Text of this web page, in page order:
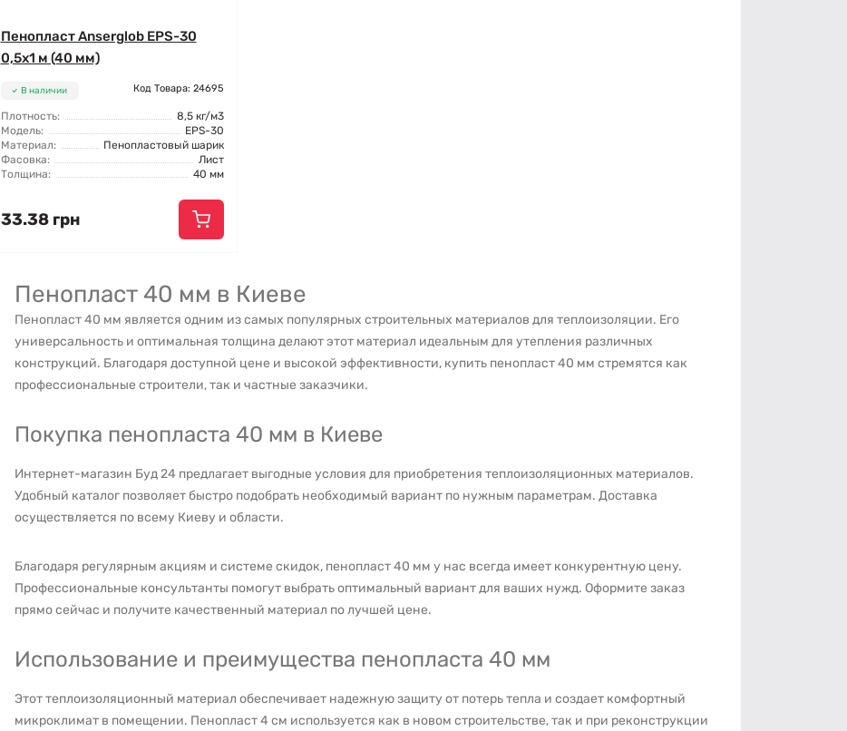
Пенопласт Anserglob EPS-30
0,5х1 м (40 мм)
В наличии Код Товара: 24695
Плотность:
8,5 кг/м3
Модель:
EPS-30
Материал:
Пенопластовый шарик
Фасовка:
Лист
Толщина:
40 мм
33.38 грн
Пенопласт 40 мм в Киеве
Пенопласт 40 мм является одним из самых популярных строительных материалов для теплоизоляции. Его
универсальность и оптимальная толщина делают этот материал идеальным для утепления различных
конструкций. Благодаря доступной цене и высокой эффективности, купить пенопласт 40 мм стремятся как
профессиональные строители, так и частные заказчики.
Покупка пенопласта 40 мм в Киеве
Интернет-магазин Буд 24 предлагает выгодные условия для приобретения теплоизоляционных материалов.
Удобный каталог позволяет быстро подобрать необходимый вариант по нужным параметрам. Доставка
осуществляется по всему Киеву и области.
Благодаря регулярным акциям и системе скидок, пенопласт 40 мм у нас всегда имеет конкурентную цену.
Профессиональные консультанты помогут выбрать оптимальный вариант для ваших нужд. Оформите заказ
прямо сейчас и получите качественный материал по лучшей цене.
Использование и преимущества пенопласта 40 мм
Этот теплоизоляционный материал обеспечивает надежную защиту от потерь тепла и создает комфортный
микроклимат в помещении. Пенопласт 4 см используется как в новом строительстве, так и при реконструкции